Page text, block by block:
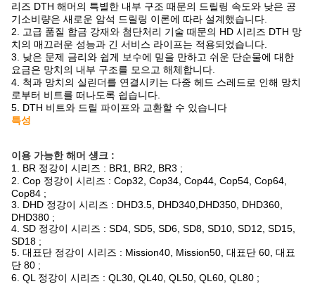
리즈 DTH 해머의 특별한 내부 구조 때문의 드릴링 속도와 낮은 공
기소비량은 새로운 암석 드릴링 이론에 따라 설계했습니다.
2. 고급 품질 합금 강재와 첨단처리 기술 때문의 HD 시리즈 DTH 망
치의 매끄러운 성능과 긴 서비스 라이프는 적용되었습니다.
3. 낮은 문제 금리와 쉽게 보수에 믿을 만하고 쉬운 단순물에 대한
요금은 망치의 내부 구조를 모으고 해체합니다.
4. 척과 망치의 실린더를 연결시키는 다중 헤드 스레드로 인해 망치
로부터 비트를 떠나도록 쉽습니다.
5. DTH 비트와 드릴 파이프와 교환할 수 있습니다
특성
이용 가능한 해머 섕크 :
1. BR 정강이 시리즈 : BR1, BR2, BR3 ;
2. Cop 정강이 시리즈 : Cop32, Cop34, Cop44, Cop54, Cop64,
Cop84 ;
3. DHD 정강이 시리즈 : DHD3.5, DHD340,DHD350, DHD360,
DHD380 ;
4. SD 정강이 시리즈 : SD4, SD5, SD6, SD8, SD10, SD12, SD15,
SD18 ;
5. 대표단 정강이 시리즈 : Mission40, Mission50, 대표단 60, 대표
단 80 ;
6. QL 정강이 시리즈 : QL30, QL40, QL50, QL60, QL80 ;